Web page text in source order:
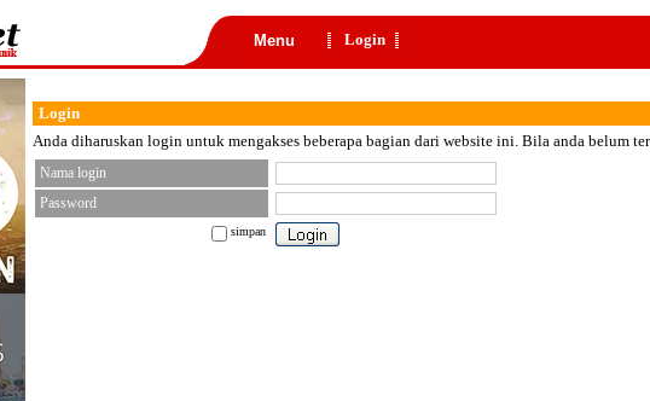
Menu Login
Login
Anda diharuskan login untuk mengakses beberapa bagian dari website ini. Bila anda belum
Nama login
Password
simpan